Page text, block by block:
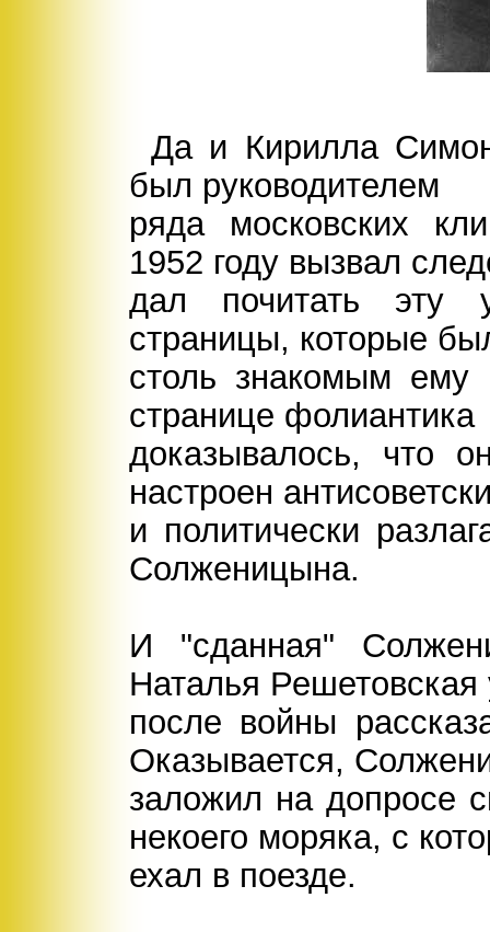
Да и Кирилла
был руководителем
ряда московских
1952 году вызвал
дал почитать эту
страницы, которые
столь знакомым ему
странице фолиантика
доказывалось, что
настроен
и политически
Солженицына.
И "сданная"
Наталья Решетовская
после войны
Оказывается,
заложил на допросе
некоего моряка, с
ехал в поезде.